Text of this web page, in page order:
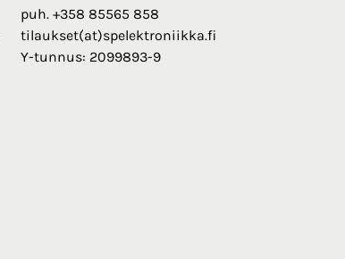
puh. +358 85565 858
tilaukset(at)spelektroniikka.fi
Y-tunnus: 2099893-9